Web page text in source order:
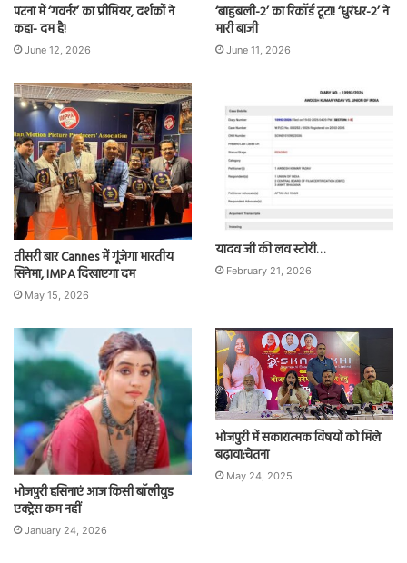
पटना में ‘गवर्नर’ का प्रीमियर, दर्शकों ने
कहा- दम है!
June 12, 2026
‘बाहुबली-2’ का रिकॉर्ड टूटा! ‘धुरंधर-2’ ने
मारी बाजी
June 11, 2026
तीसरी बार Cannes में गूंजेगा भारतीय
सिनेमा, IMPA दिखाएगा दम
May 15, 2026
यादव जी की लव स्टोरी…
February 21, 2026
भोजपुरी हसिनाएं आज किसी बॉलीवुड
एक्ट्रेस कम नहीं
January 24, 2026
भोजपुरी में सकारात्मक विषयों को मिले
बढ़ावा:चेतना
May 24, 2025